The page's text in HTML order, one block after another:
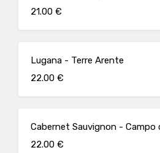
21.00 €
Lugana - Terre Arente
22.00 €
Cabernet Sauvignon - Campo
22.00 €